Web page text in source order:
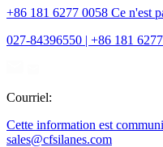
+86 181 6277 0058 Ce n'est
027-84396550 | +86 181
Courriel:
Cette information est
sales@cfsilanes.com